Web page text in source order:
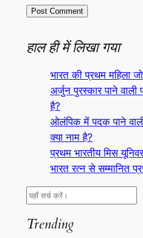
हाल ही में लिखा गया
भारत की प्रथम महिला
अर्जुन पुरस्कार पाने वाली
है?
ओलंपिक में पदक पाने
क्या नाम है?
प्रथम भारतीय मिस
भारत रत्न से सम्मानित
S
a
Trending